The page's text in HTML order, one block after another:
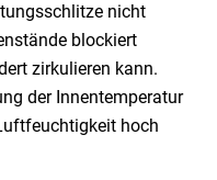
nicht
blockiert
zirkulieren kann.
der Innentemperatur
hoch